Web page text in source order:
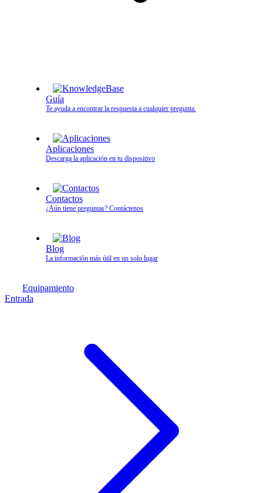
Guía
Te ayuda a encontrar la respuesta a cualquier pregunta.
Aplicaciones
Descarga la aplicación en tu dispositivo
Contactos
¿Aún tiene preguntas? Contáctenos
Blog
La información más útil en un solo lugar
Equipamiento
Entrada